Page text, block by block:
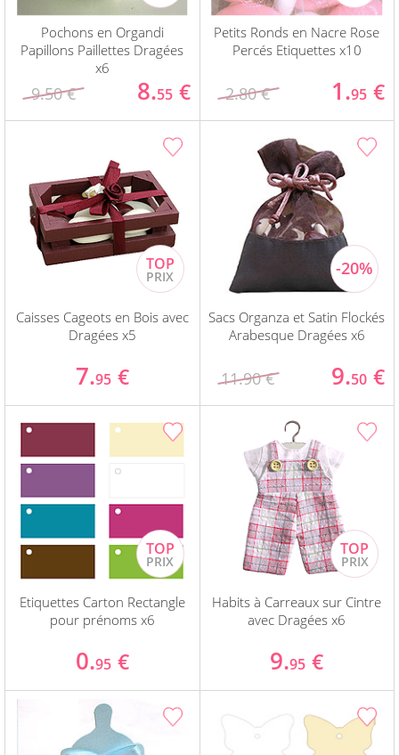
Pochons en Organdi
Papillons Paillettes Dragées
x6
9.50 € 8.55 €
Petits Ronds en Nacre Rose
Percés Etiquettes x10
2.80 € 1.95 €
Caisses Cageots en Bois avec
Dragées x5
7.95 €
Sacs Organza et Satin Flockés
Arabesque Dragées x6
11.90 € 9.50 €
Etiquettes Carton Rectangle
pour prénoms x6
0.95 €
Habits à Carreaux sur Cintre
avec Dragées x6
9.95 €